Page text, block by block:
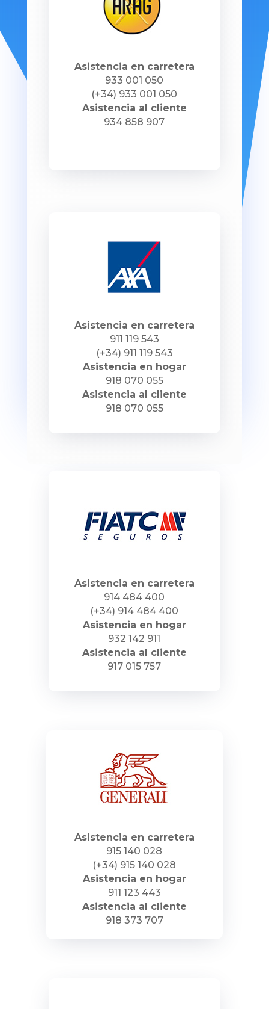
Asistencia en carretera
933 001 050
(+34) 933 001 050
Asistencia al cliente
934 858 907
Asistencia en carretera
911 119 543
(+34) 911 119 543
Asistencia en hogar
918 070 055
Asistencia al cliente
918 070 055
Asistencia en carretera
914 484 400
(+34) 914 484 400
Asistencia en hogar
932 142 911
Asistencia al cliente
917 015 757
Asistencia en carretera
915 140 028
(+34) 915 140 028
Asistencia en hogar
911 123 443
Asistencia al cliente
918 373 707